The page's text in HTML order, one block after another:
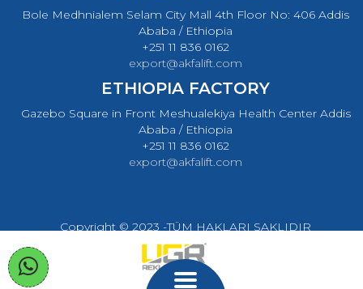
Bole Medhnialem Selam City Mall 4th Floor No: 406 Addis
Ababa / Ethiopia
+251 11 836 0162
export@akfalift.com
ETHIOPIA FACTORY
Gazebo Square in Front Meshualekiya Health Center Addis
Ababa / Ethiopia
+251 11 836 0162
export@akfalift.com
Copyright © 2023 -TÜM HAKLARI SAKLIDIR